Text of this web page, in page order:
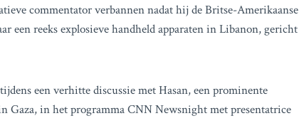
commentator verbannen nadat hij de Britse-Amerikaanse
een reeks explosieve handheld apparaten in Libanon, gericht
een verhitte discussie met Hasan, een prominente
Gaza, in het programma CNN Newsnight met presentatrice